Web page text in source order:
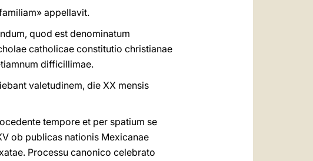
appellavit.
quod est denominatum
catholicae constitutio christianae
difficillimae.
valetudinem, die XX mensis
tempore et per spatium se
ob publicas nationis Mexicanae
Processu canonico celebrato